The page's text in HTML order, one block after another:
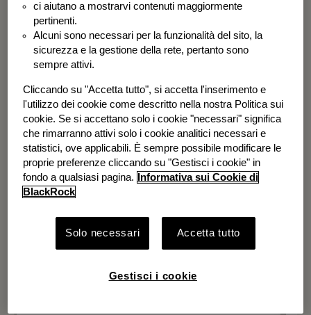
BSF Systematic World Equity Fund
BGF Systematic Global Equity High
Income Fund
ci aiutano a mostrarvi contenuti maggiormente
pertinenti.
Alcuni sono necessari per la funzionalità del sito, la
sicurezza e la gestione della rete, pertanto sono
sempre attivi.
Cliccando su "Accetta tutto", si accetta l'inserimento e
l'utilizzo dei cookie come descritto nella nostra Politica sui
cookie. Se si accettano solo i cookie "necessari" significa
che rimarranno attivi solo i cookie analitici necessari e
statistici, ove applicabili. È sempre possibile modificare le
proprie preferenze cliccando su "Gestisci i cookie" in
fondo a qualsiasi pagina.
Informativa sui Cookie di
BlackRock
Solo necessari Accetta tutto
Gestisci i cookie